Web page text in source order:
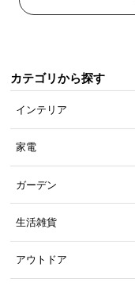
カテゴリから探す
インテリア
家電
ガーデン
生活雑貨
アウトドア